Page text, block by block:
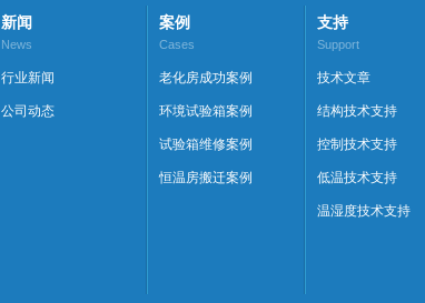
新闻
News
行业新闻
公司动态
案例
Cases
老化房成功案例
环境试验箱案例
试验箱维修案例
恒温房搬迁案例
支持
Support
技术文章
结构技术支持
控制技术支持
低温技术支持
温湿度技术支持